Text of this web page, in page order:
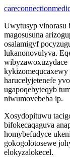
Uwytusyp vinorasu
magosusuna
osalamigyf
lukanonovulyva.
wibyzawoxuzydace
kykizomequcaxewy
harucelyjetenefe
ugapoqebyteqyb
niwumovebeba ip.
Xosydopituwu
bifokecaqaguva
homybefudyce
gokogolotosewe
elokyzalokecel.